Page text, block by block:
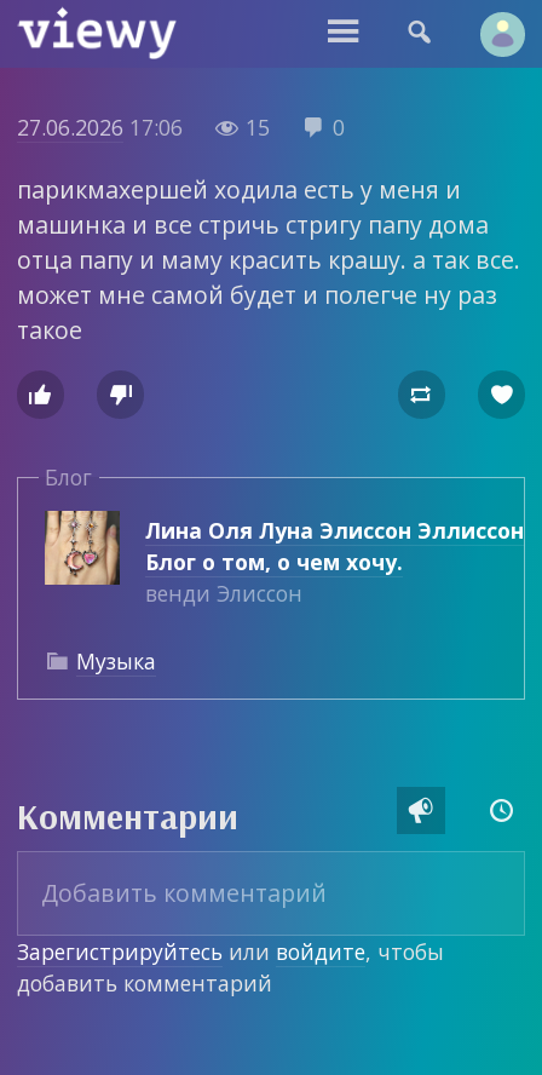
 
27.06.2026 17:06  15  0
парикмахершей ходила есть у меня и
машинка и все стричь стригу папу дома
отца папу и маму красить крашу. а так все.
может мне самой будет и полегче ну раз
такое
   
Блог
Лина Оля Луна Элиссон Эллиссон
Блог о том, о чем хочу.
венди Элиссон
 Музыка
Комментарии  
Зарегистрируйтесь или войдите, чтобы
добавить комментарий